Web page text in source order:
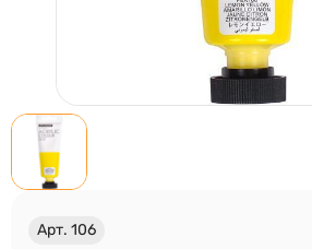
Арт. 106